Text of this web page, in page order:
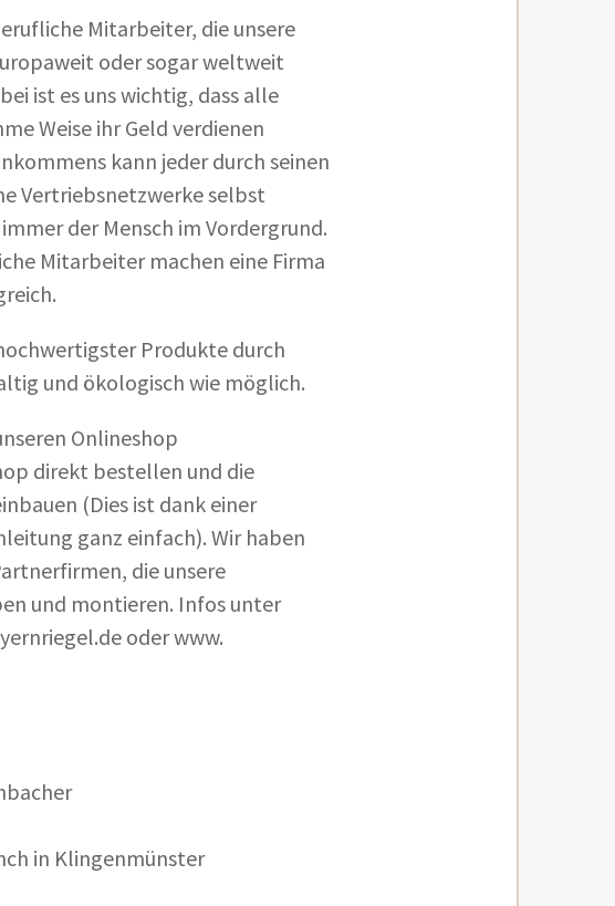
Mitarbeiter, die unsere
oder sogar weltweit
ist es uns wichtig, dass alle
Weise ihr Geld verdienen
kann jeder durch seinen
Vertriebsnetzwerke selbst
der Mensch im Vordergrund.
Mitarbeiter machen eine Firma
Produkte durch
und ökologisch wie möglich.
Onlineshop
direkt bestellen und die
(Dies ist dank einer
ganz einfach). Wir haben
die unsere
und montieren. Infos unter
oder www.
in Klingenmünster